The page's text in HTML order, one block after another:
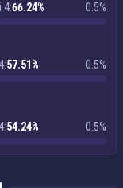
4:66.24% 0.5%
57.51% 0.5%
54.24% 0.5%